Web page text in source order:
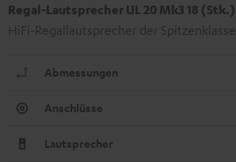
Regal-Lautsprecher UL 20 Mk3 18 (Stk.)
HiFi-Regallautsprecher der Spitzenklasse
Abmessungen
Anschlüsse
Lautsprecher